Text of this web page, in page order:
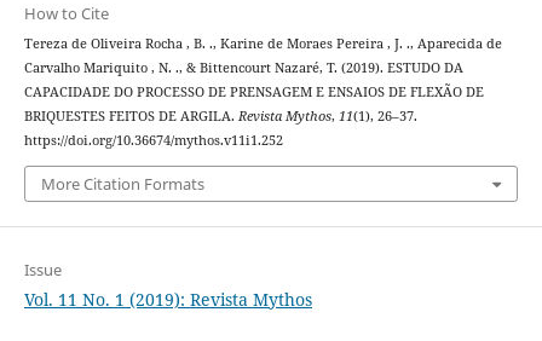
How to Cite
Tereza de Oliveira Rocha , B. ., Karine de Moraes Pereira , J. ., Aparecida de
Carvalho Mariquito , N. ., & Bittencourt Nazaré, T. (2019). ESTUDO DA
CAPACIDADE DO PROCESSO DE PRENSAGEM E ENSAIOS DE FLEXÃO DE
BRIQUESTES FEITOS DE ARGILA. Revista Mythos, 11(1), 26–37.
https://doi.org/10.36674/mythos.v11i1.252
More Citation Formats
Issue
Vol. 11 No. 1 (2019): Revista Mythos